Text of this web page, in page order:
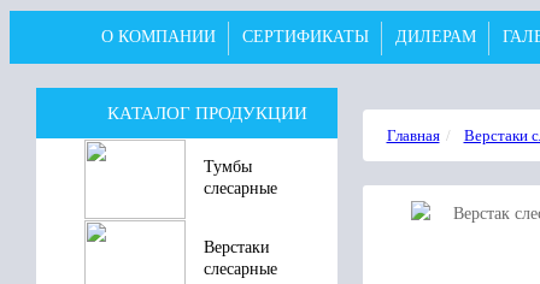
О КОМПАНИИ СЕРТИФИКАТЫ ДИЛЕРАМ
КАТАЛОГ ПРОДУКЦИИ
Тумбы
слесарные
Верстаки
слесарные
Главная Верстаки